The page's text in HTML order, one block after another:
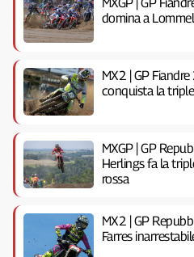
domina a
MX2 | GP
conquista la
MXGP | GP
Herlings fa la
rossa
MX2 | GP
Farres